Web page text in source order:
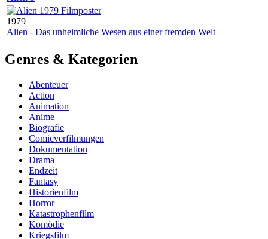
1979
Alien - Das unheimliche Wesen aus einer fremden Welt
Genres & Kategorien
Abenteuer
Action
Animation
Anime
Biografie
Comicverfilmungen
Dokumentation
Drama
Endzeit
Fantasy
Historienfilm
Horror
Katastrophenfilm
Komödie
Kriegsfilm